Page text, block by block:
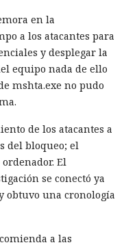
en la
a los atacantes para
y desplegar la
equipo nada de ello
mshta.exe no pudo
de los atacantes a
del bloqueo; el
El
se conectó ya
obtuvo una cronología
a las